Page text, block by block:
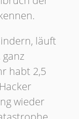
läuft
habt 2,5
wieder